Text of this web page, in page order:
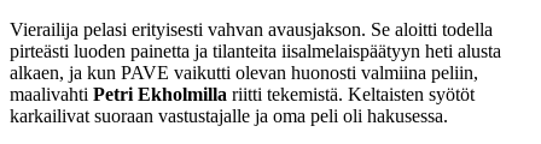
Vierailija pelasi erityisesti vahvan avausjakson. Se aloitti todella
pirteästi luoden painetta ja tilanteita iisalmelaispäätyyn heti alusta
alkaen, ja kun PAVE vaikutti olevan huonosti valmiina peliin,
maalivahti Petri Ekholmilla riitti tekemistä. Keltaisten syötöt
karkailivat suoraan vastustajalle ja oma peli oli hakusessa.